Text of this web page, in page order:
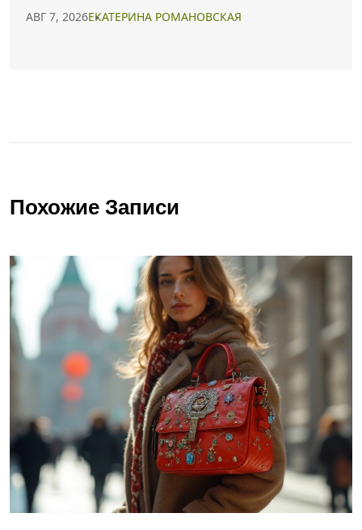
АВГ 7, 2026ЕКАТЕРИНА РОМАНОВСКАЯ
Похожие Записи